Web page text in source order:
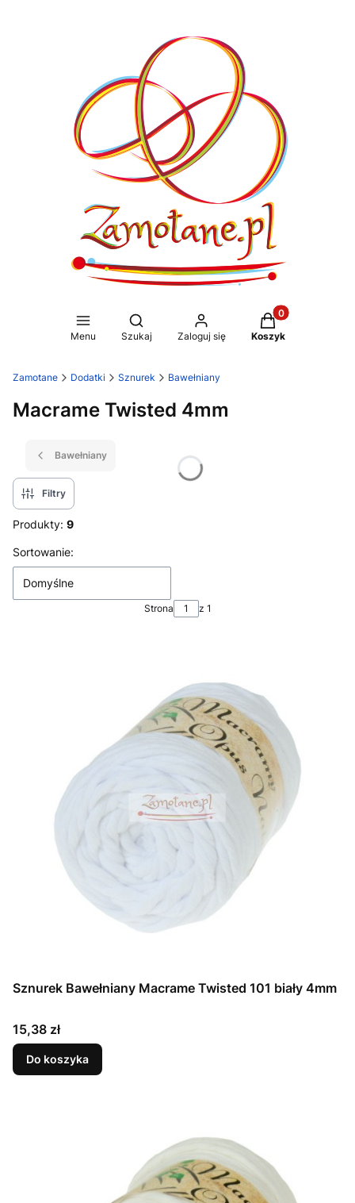
Menu
Otwórz wyszukiwarkę
Szukaj Zaloguj się
Produkty w
Koszyk
Zamotane Dodatki Sznurek Bawełniany
Macrame Twisted 4mm
Bawełniany
Filtry
Produkty: 9
Lista produktów
Sortowanie:
Domyślne
Strona z 1
Sznurek Bawełniany Macrame Twisted 101 biały 4mm
Cena
15,38 zł
Do koszyka